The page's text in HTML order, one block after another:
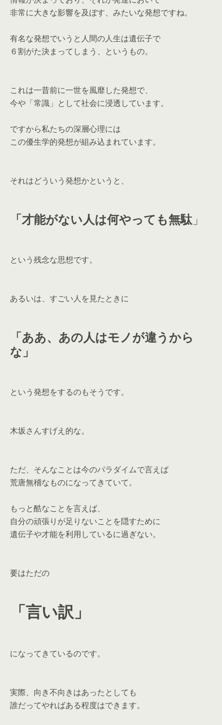
非常に大きな影響を及ぼす、みたいな発想ですね。
有名な発想でいうと人間の人生は遺伝子で
６割がた決まってしまう、というもの。
これは一昔前に一世を風靡した発想で、
今や「常識」として社会に浸透しています。
ですから私たちの深層心理には
この優生学的発想が組み込まれています。
それはどういう発想かというと、
「才能がない人は何やっても無駄 」
という残念な思想です。
あるいは、すごい人を見たときに
「ああ、あの人はモノが違うから
な」
という発想をするのもそうです。
木坂さんすげえ的な。
ただ、そんなことは今のパラダイムで言えば
荒唐無稽なものになってきていて。
もっと酷なことを言えば、
自分の頑張りが足りないことを隠すために
遺伝子や才能を利用しているに過ぎない。
要はただの
「言い訳」
になってきているのです。
実際、向き不向きはあったとしても
誰だってやればある程度はできます。